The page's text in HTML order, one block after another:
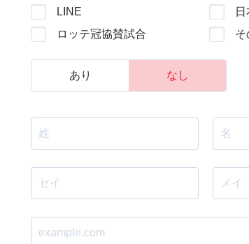
LINE
ロッテ冠協賛試合
そ
あり なし